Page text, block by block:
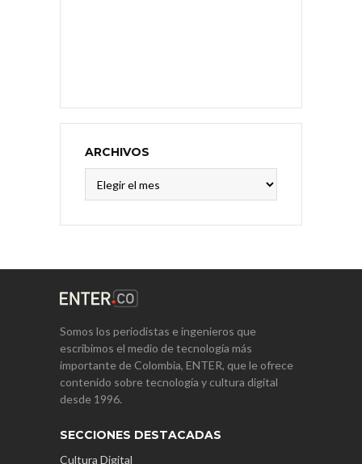
ARCHIVOS
Somos los periodistas e ingenieros que
escribimos el medio de tecnología más
importante de Colombia, ENTER, que le ofrece
contenido sobre tecnología y cultura digital
desde 1996.
SECCIONES DESTACADAS
Cultura Digital